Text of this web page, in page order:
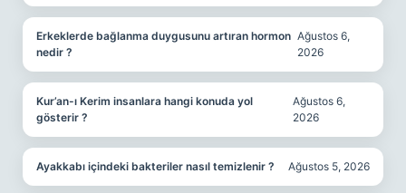
Erkeklerde bağlanma duygusunu artıran hormon
nedir ?
Ağustos 6,
2026
Kur’an-ı Kerim insanlara hangi konuda yol
gösterir ?
Ağustos 6,
2026
Ayakkabı içindeki bakteriler nasıl temizlenir ? Ağustos 5, 2026